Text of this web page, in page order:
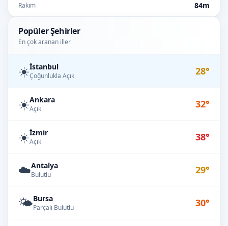
Rakım 84m
Popüler Şehirler
En çok aranan iller
☀️İstanbul
Çoğunlukla Açık 28°
☀️Ankara
Açık 32°
☀️İzmir
Açık 38°
☁️Antalya
Bulutlu 29°
🌤️Bursa
Parçalı Bulutlu 30°